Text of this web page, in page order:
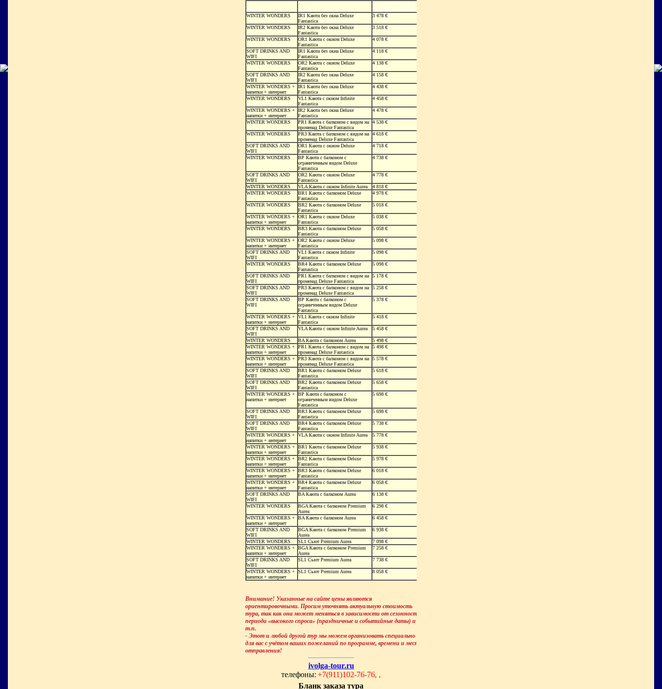
Тариф Каюта
Цена с портовыми и
сервисными сборами
WINTER WONDERS
IR1 Каюта без окна Deluxe
Fantastica
3 478 €
WINTER WONDERS
IR2 Каюта без окна Deluxe
Fantastica
3 518 €
WINTER WONDERS
OR1 Каюта с окном Deluxe
Fantastica
4 078 €
SOFT DRINKS AND
WIFI
IR1 Каюта без окна Deluxe
Fantastica
4 118 €
WINTER WONDERS
OR2 Каюта с окном Deluxe
Fantastica
4 138 €
SOFT DRINKS AND
WIFI
IR2 Каюта без окна Deluxe
Fantastica
4 158 €
WINTER WONDERS +
напитки + интернет
IR1 Каюта без окна Deluxe
Fantastica
4 438 €
WINTER WONDERS
VL1 Каюта с окном Infinite
Fantastica
4 458 €
WINTER WONDERS +
напитки + интернет
IR2 Каюта без окна Deluxe
Fantastica
4 478 €
WINTER WONDERS
PR1 Каюта с балконом с видом на
променад Deluxe Fantastica
4 538 €
WINTER WONDERS
PR3 Каюта с балконом с видом на
променад Deluxe Fantastica
4 618 €
SOFT DRINKS AND
WIFI
OR1 Каюта с окном Deluxe
Fantastica
4 718 €
WINTER WONDERS
BP Каюта с балконом c
ограниченным видом Deluxe
Fantastica
4 738 €
SOFT DRINKS AND
WIFI
OR2 Каюта с окном Deluxe
Fantastica
4 778 €
WINTER WONDERS VLA Каюта с окном Infinite Aurea
4 818 €
WINTER WONDERS
BR1 Каюта с балконом Deluxe
Fantastica
4 978 €
WINTER WONDERS
BR2 Каюта с балконом Deluxe
Fantastica
5 018 €
WINTER WONDERS +
напитки + интернет
OR1 Каюта с окном Deluxe
Fantastica
5 038 €
WINTER WONDERS
BR3 Каюта с балконом Deluxe
Fantastica
5 058 €
WINTER WONDERS +
напитки + интернет
OR2 Каюта с окном Deluxe
Fantastica
5 098 €
SOFT DRINKS AND
WIFI
VL1 Каюта с окном Infinite
Fantastica
5 098 €
WINTER WONDERS
BR4 Каюта с балконом Deluxe
Fantastica
5 098 €
SOFT DRINKS AND
WIFI
PR1 Каюта с балконом с видом на
променад Deluxe Fantastica
5 178 €
SOFT DRINKS AND
WIFI
PR3 Каюта с балконом с видом на
променад Deluxe Fantastica
5 258 €
SOFT DRINKS AND
WIFI
BP Каюта с балконом c
ограниченным видом Deluxe
Fantastica
5 378 €
WINTER WONDERS +
напитки + интернет
VL1 Каюта с окном Infinite
Fantastica
5 418 €
SOFT DRINKS AND
WIFI
VLA Каюта с окном Infinite Aurea 5 458 €
WINTER WONDERS BA Каюта с балконом Aurea
5 498 €
WINTER WONDERS +
напитки + интернет
PR1 Каюта с балконом с видом на
променад Deluxe Fantastica
5 498 €
WINTER WONDERS +
напитки + интернет
PR3 Каюта с балконом с видом на
променад Deluxe Fantastica
5 578 €
SOFT DRINKS AND
WIFI
BR1 Каюта с балконом Deluxe
Fantastica
5 618 €
SOFT DRINKS AND
WIFI
BR2 Каюта с балконом Deluxe
Fantastica
5 658 €
WINTER WONDERS +
напитки + интернет
BP Каюта с балконом c
ограниченным видом Deluxe
Fantastica
5 698 €
SOFT DRINKS AND
WIFI
BR3 Каюта с балконом Deluxe
Fantastica
5 698 €
SOFT DRINKS AND
WIFI
BR4 Каюта с балконом Deluxe
Fantastica
5 738 €
WINTER WONDERS +
напитки + интернет
VLA Каюта с окном Infinite Aurea 5 778 €
WINTER WONDERS +
напитки + интернет
BR1 Каюта с балконом Deluxe
Fantastica
5 938 €
WINTER WONDERS +
напитки + интернет
BR2 Каюта с балконом Deluxe
Fantastica
5 978 €
WINTER WONDERS +
напитки + интернет
BR3 Каюта с балконом Deluxe
Fantastica
6 018 €
WINTER WONDERS +
напитки + интернет
BR4 Каюта с балконом Deluxe
Fantastica
6 058 €
SOFT DRINKS AND
WIFI
BA Каюта с балконом Aurea 6 138 €
WINTER WONDERS
BGA Каюта с балконом Premium
Aurea
6 298 €
WINTER WONDERS +
напитки + интернет
BA Каюта с балконом Aurea 6 458 €
SOFT DRINKS AND
WIFI
BGA Каюта с балконом Premium
Aurea
6 938 €
WINTER WONDERS SL1 Сьют Premium Aurea
7 098 €
WINTER WONDERS +
напитки + интернет
BGA Каюта с балконом Premium
Aurea
7 258 €
SOFT DRINKS AND
WIFI
SL1 Сьют Premium Aurea 7 738 €
WINTER WONDERS +
напитки + интернет
SL1 Сьют Premium Aurea 8 058 €
Внимание! Указанные на сайте цены являются
ориентировочными. Просим уточнять актуальную стоимость
тура, так как она может меняться в зависимости от сезонности,
периода «высокого спроса» (праздничные и событийные даты) и
т.п.
- Этот и любой другой тур мы можем организовать специально
для вас с учётом ваших пожеланий по программе, времени и месту
отправления!
ivolga-tour.ru
телефоны: +7(911)102-76-76, ,
Бланк заказа тура